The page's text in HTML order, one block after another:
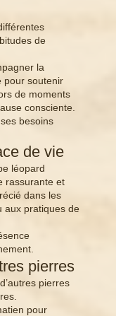
de
la
pour soutenir
de moments
consciente.
besoins
de vie
léopard
rassurante et
dans les
aux pratiques de
pierres
pierres
pour